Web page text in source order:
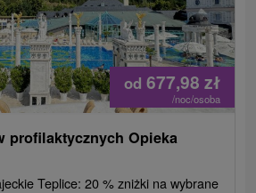
od 677,98 zł
/noc/osoba
profilaktycznych Opieka
Teplice: 20 % zniżki na wybrane